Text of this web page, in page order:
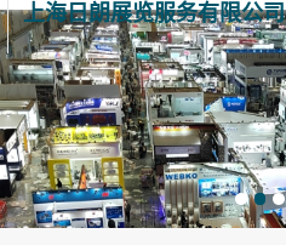
上海日朗展览服务有限公司
展台装修搭建
展厅装修
展会装修设计